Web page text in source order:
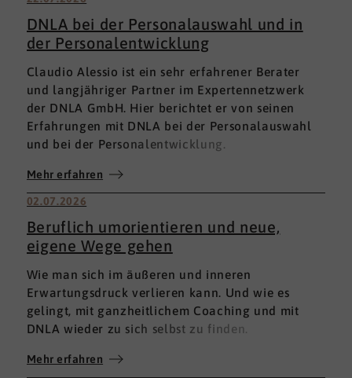
DNLA bei der Personalauswahl und in
der Personalentwicklung
Claudio Alessio ist ein sehr erfahrener Berater
und langjähriger Partner im Expertennetzwerk
der DNLA GmbH. Hier berichtet er von seinen
Erfahrungen mit DNLA bei der Personalauswahl
und bei der Personalentwicklung.
Mehr erfahren
02.07.2026
Beruflich umorientieren und neue,
eigene Wege gehen
Wie man sich im äußeren und inneren
Erwartungsdruck verlieren kann. Und wie es
gelingt, mit ganzheitlichem Coaching und mit
DNLA wieder zu sich selbst zu finden.
Mehr erfahren